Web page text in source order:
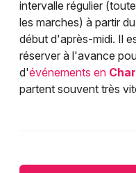
intervalle régulier
les marches) à partir
début d'après-midi. Il
réserver à l'avance
d'événements en
partent souvent très